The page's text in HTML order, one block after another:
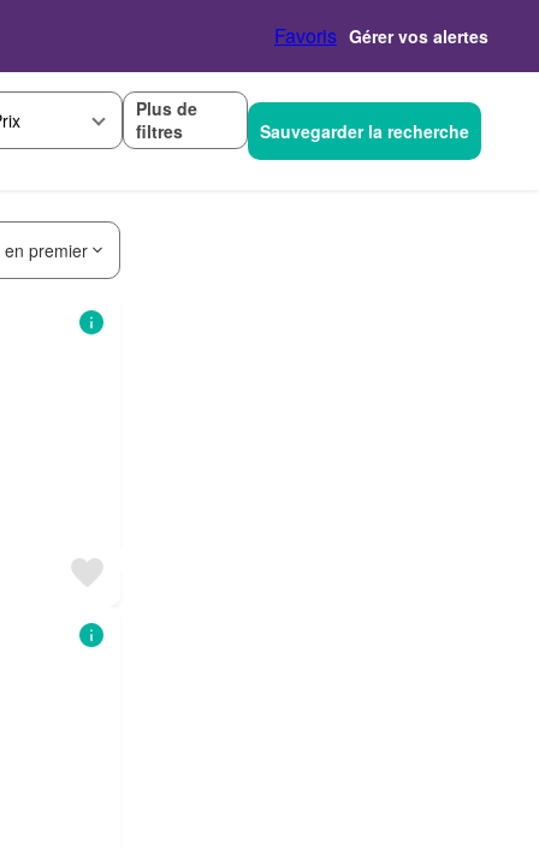
Favoris Gérer vos alertes
Plus de
filtres
Sauvegarder la recherche
en premier